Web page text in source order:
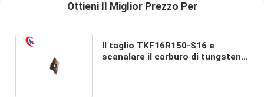
Ottieni Il Miglior Prezzo Per
Il taglio TKF16R150-S16 e
scanalare il carburo di tungsteno